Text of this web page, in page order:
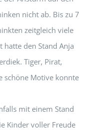
nicht ab. Bis zu 7
zeitgleich viele
den Stand Anja
Tiger, Pirat,
schöne Motive konnte
mit einem Stand
Kinder voller Freude